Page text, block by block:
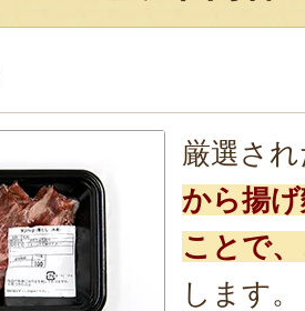
厳選さ
から揚
ことで
します。